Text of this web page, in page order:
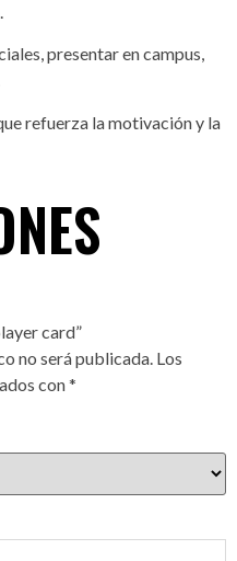
presentar en campus,
refuerza la motivación y la
card”
no será publicada. Los
con*